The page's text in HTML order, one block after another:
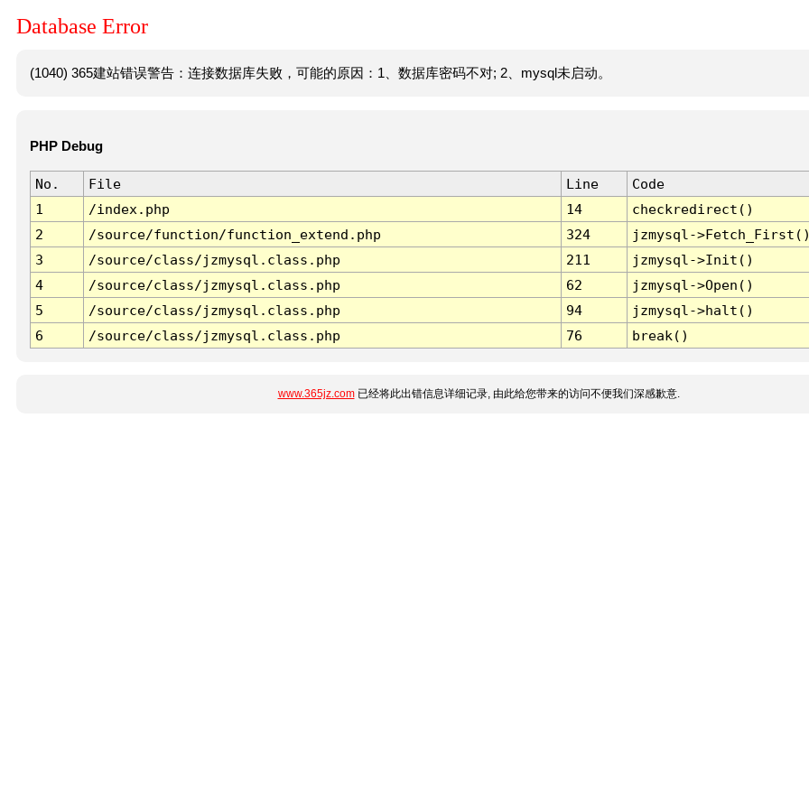
Database Error
(1040) 365建站错误警告：连接数据库失败，可能的原因：1、数据库密码不对; 2、mysql未启动。
PHP Debug
No. File Line
Code
1
/index.php 14
checkredirect()
2
/source/function/function_extend.php 324
jzmysql-
3
/source/class/jzmysql.class.php 211
jzmysql->Init()
4
/source/class/jzmysql.class.php 62
jzmysql->Open()
5
/source/class/jzmysql.class.php 94
jzmysql->halt()
6
/source/class/jzmysql.class.php 76 break()
www.365jz.com已经将此出错信息详细记录, 由此给您带来的访问不便我们深感歉意.